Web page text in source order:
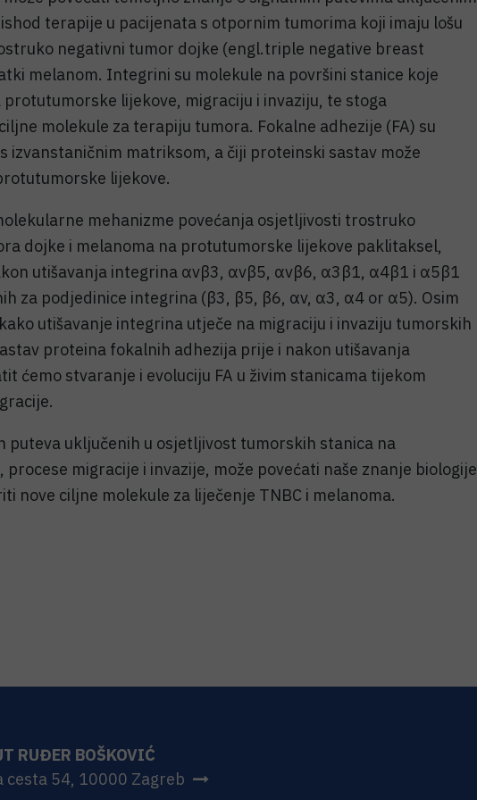
terapije u pacijenata s otpornim tumorima koji imaju lošu
negativni tumor dojke (engl.triple negative breast
melanom. Integrini su molekule na površini stanice koje
lijekove, migraciju i invaziju, te stoga
molekule za terapiju tumora. Fokalne adhezije (FA) su
izvanstaničnim matriksom, a čiji proteinski sastav može
lijekove.
mehanizme povećanja osjetljivosti trostruko
dojke i melanoma na protutumorske lijekove paklitaksel,
utišavanja integrina αvβ3, αvβ5, αvβ6, α3β1, α4β1 i α5β1
za podjedinice integrina (β3, β5, β6, αv, α3, α4 or α5). Osim
utišavanje integrina utječe na migraciju i invaziju tumorskih
proteina fokalnih adhezija prije i nakon utišavanja
ćemo stvaranje i evoluciju FA u živim stanicama tijekom
puteva uključenih u osjetljivost tumorskih stanica na
migracije i invazije, može povećati naše znanje biologije
nove ciljne molekule za liječenje TNBC i melanoma.
RUĐER BOŠKOVIĆ
cesta 54, 10000 Zagreb